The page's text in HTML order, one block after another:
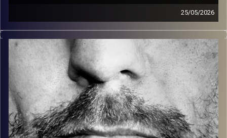
25/05/2026
זיפים, מוזיקה מחוספסת של הופעות חיות. הרבה ג'אם, רוק,
בלוז, bluegrass, ג'אז, Fאנק, פרוגרסיב ואפילו אלקטרוניקה.
כל מה שחי, אמיתי ונושם.
עם שמוליק רגב.
קרדיט תמונות: David Goehring